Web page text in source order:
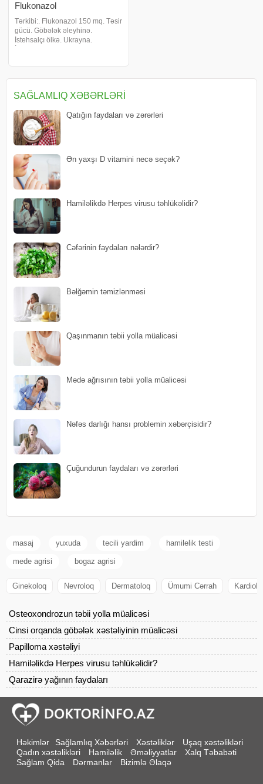
Flukonazol
Tərkibi:. Flukonazol 150 mq. Təsir
gücü. Göbələk əleyhinə.
İstehsalçı ölkə. Ukrayna.
Kriptokokklara qarşı aktivdir.
Maya göbələkləri (kandida və ya
SAĞLAMLIQ XƏBƏRLƏRI
Qatığın faydaları və zərərləri
Ən yaxşı D vitamini necə seçək?
Hamiləlikdə Herpes virusu təhlükəlidir?
Cəfərinin faydaları nələrdir?
Bəlğəmin təmizlənməsi
Qaşınmanın təbii yolla müalicəsi
Mədə ağrısının təbii yolla müalicəsi
Nəfəs darlığı hansı problemin xəbərçisidir?
Çuğundurun faydaları və zərərləri
masaj yuxuda tecili yardim hamilelik testi
mede agrisi bogaz agrisi
Ginekoloq Nevroloq Dermatoloq Ümumi Cərrah
Osteoxondrozun təbii yolla müalicəsi
Cinsi orqanda göbələk xəstəliyinin müalicəsi
Papilloma xəstəliyi
Hamiləlikdə Herpes virusu təhlükəlidir?
Qarazirə yağının faydaları
Həkimlər Sağlamlıq Xəbərləri Xəstəliklər
Uşaq xəstəlikləri
Qadın xəstəlikləri
Hamiləlik Əməliyyatlar
Xalq Təbabəti
Sağlam Qida
Dərmanlar Bizimlə Əlaqə